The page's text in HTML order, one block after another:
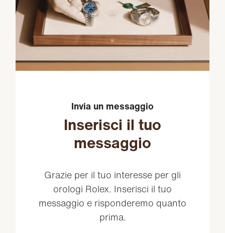
Invia un messaggio
Inserisci il tuo
messaggio
Grazie per il tuo interesse per gli
orologi Rolex. Inserisci il tuo
messaggio e risponderemo quanto
prima.